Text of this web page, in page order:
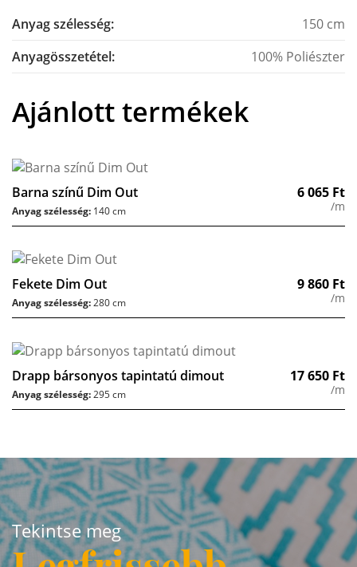
Anyag szélesség:
150 cm
Anyagösszetétel:
100% Poliészter
Ajánlott termékek
Barna színű Dim Out 6 065 Ft
/m
Anyag szélesség: 140 cm
Fekete Dim Out 9 860 Ft
/m
Anyag szélesség:280 cm
Drapp bársonyos tapintatú dimout 17 650 Ft
/m
Anyag szélesség:295 cm
Tekintse meg